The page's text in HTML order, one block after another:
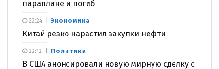
параплане и погиб
Экономика
Китай резко нарастил закупки нефти
22:24
Политика
В США анонсировали новую мирную сделку с
22:12